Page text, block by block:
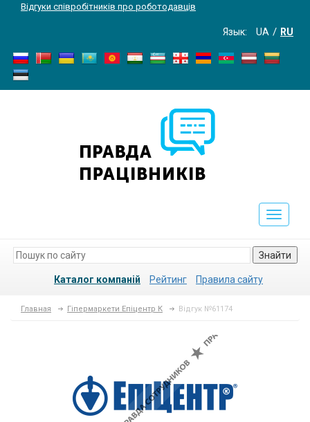
Відгуки співробітників про роботодавців
Язык: UA RU
Toggle
Знайти
Каталог компаній Рейтинг Правила сайту
Главная Гіпермаркети Епіцентр К Відгук №61174